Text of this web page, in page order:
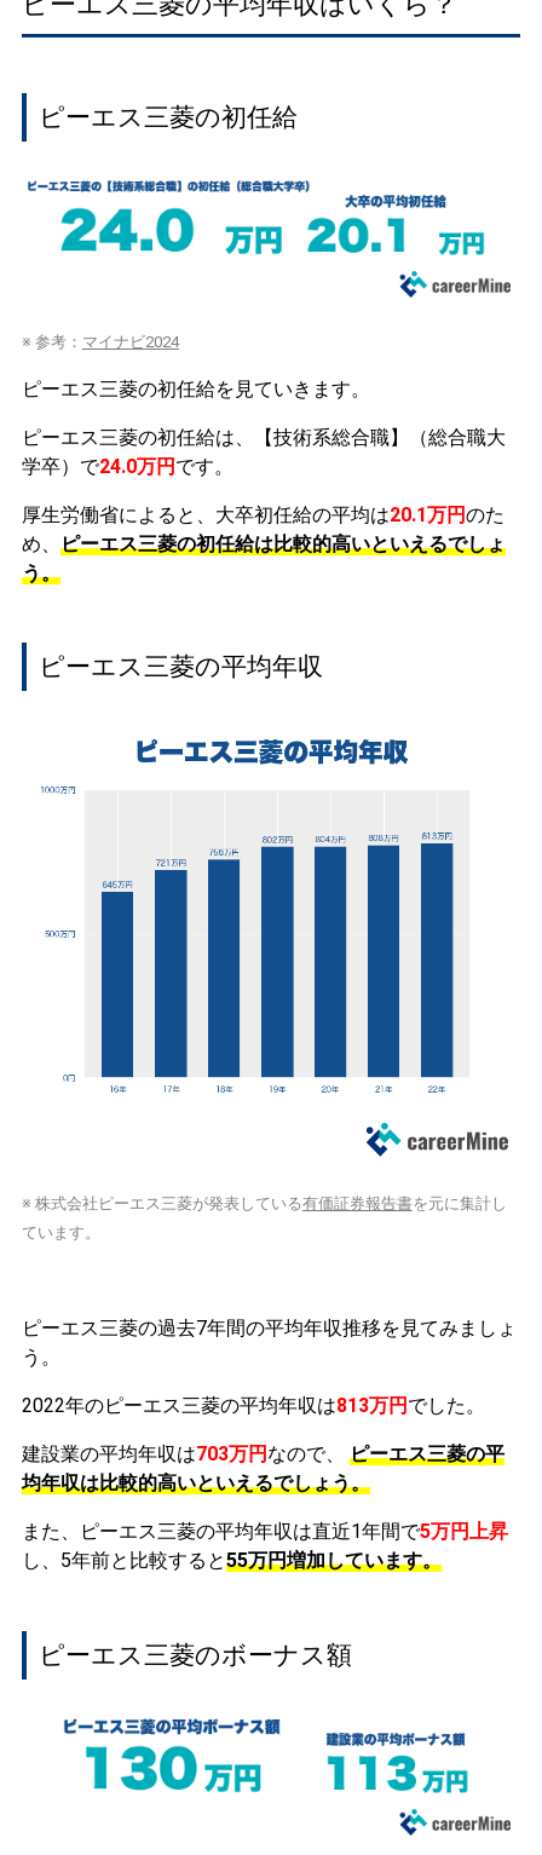
ピーエス三菱の初任給
※ 参考： マイナビ2024
ピーエス三菱の初任給を見ていきます。
ピーエス三菱の初任給は、【技術系総合職】（総合職大
学卒）で24.0万円 です。
厚生労働省によると、大卒初任給の平均は20.1万円のた
め、 ピーエス三菱の初任給は比較的高いといえるでしょ
う。
ピーエス三菱の平均年収
※ 株式会社ピーエス三菱が発表している有価証券報告書を元に集計し
ています。
ピーエス三菱の過去7年間の平均年収推移を見てみましょ
う。
2022年のピーエス三菱の平均年収は813万円 でした。
建設業の平均年収は703万円 なので、
ピーエス三菱の平
均年収は比較的高いといえるでしょう。
また、ピーエス三菱の平均年収は直近1年間で5万円上昇
し、5年前と比較すると55万円増加しています。
ピーエス三菱のボーナス額